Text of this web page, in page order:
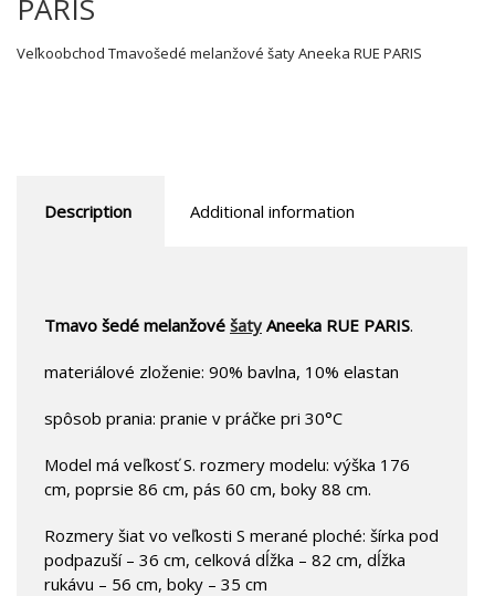
PARIS
Veľkoobchod Tmavošedé melanžové šaty Aneeka RUE PARIS
Description Additional information
Tmavo šedé melanžové šaty Aneeka RUE PARIS.
materiálové zloženie: 90% bavlna, 10% elastan
spôsob prania: pranie v práčke pri 30°C
Model má veľkosť S. rozmery modelu: výška 176
cm, poprsie 86 cm, pás 60 cm, boky 88 cm.
Rozmery šiat vo veľkosti S merané ploché: šírka pod
podpazuší – 36 cm, celková dĺžka – 82 cm, dĺžka
rukávu – 56 cm, boky – 35 cm